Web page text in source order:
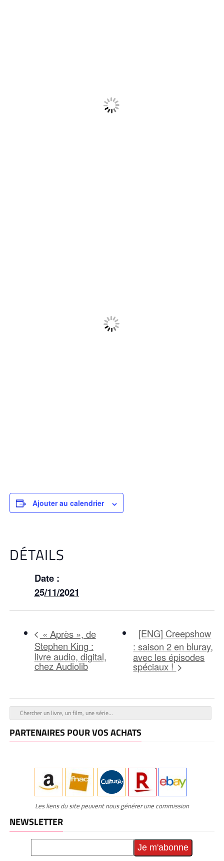
Ajouter au calendrier
DÉTAILS
Date :
25/11/2021
« Après », de
Stephen King :
livre audio, digital,
chez Audiolib
[ENG] Creepshow
: saison 2 en bluray,
avec les épisodes
spéciaux !
PARTENAIRES POUR VOS ACHATS
Les liens du site peuvent nous générer une commission
NEWSLETTER